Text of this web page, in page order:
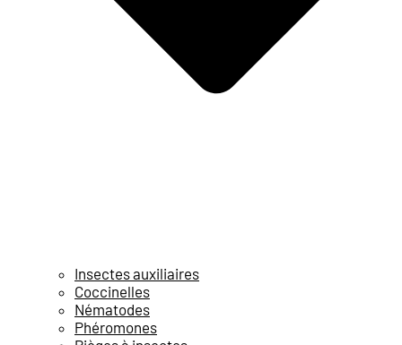
Insectes auxiliaires
Coccinelles
Nématodes
Phéromones